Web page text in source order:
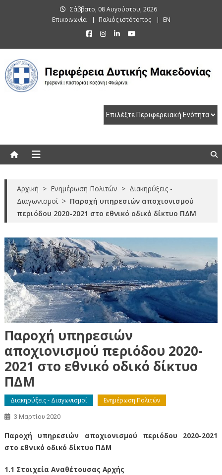
Σάββατο, 08 Αυγούστου, 2026
Επικοινωνία
Παλιός ιστότοπος EN
Αρχική > Ενημέρωση Πολιτών > Διακηρύξεις -
Διαγωνισμοί > Παροχή υπηρεσιών αποχιονισμού
περιόδου 2020-2021 στο εθνικό οδικό δίκτυο ΠΔΜ
Παροχή υπηρεσιών
αποχιονισμού περιόδου 2020-
2021 στο εθνικό οδικό δίκτυο
ΠΔΜ
Διακηρύξεις - Διαγωνισμοί Ενημέρωση Πολιτών
3 Μαρτίου 2020
Παροχή υπηρεσιών αποχιονισμού περιόδου 2020-2021
στο εθνικό οδικό δίκτυο ΠΔΜ
1.1 Στοιχεία Αναθέτουσας Αρχής